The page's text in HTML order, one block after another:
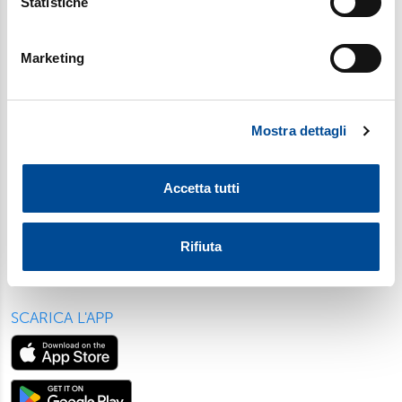
geografica, con un'approssimazione di qualche
Identificare il tuo dispositivo, scansionandolo
Approfondisci come vengono elaborati i tuoi dati personali
dalla Dichiarazione sui cookie.
Utilizziamo i cookie per personalizzare contenuti ed
analizzare il nostro traffico. Condividiamo inoltre
nostri partner, che si occupano di analisi dei dati web,
pubblicità e social media, i quali potrebbero combinarle
con altre informazioni che ha fornito loro o che hanno
raccolto dal suo utilizzo dei loro servizi. Scegliendo
Marketing
Mostra dettagli
Accetta tutti
Rifiuta
SCARICA L'APP